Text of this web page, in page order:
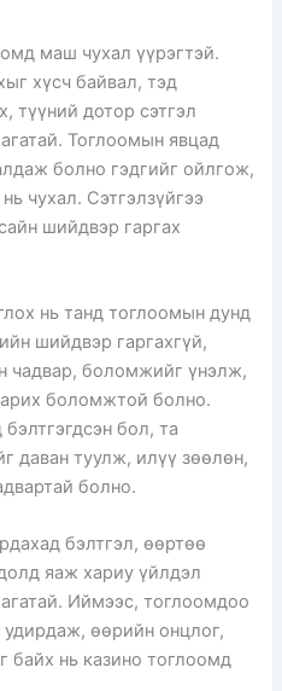
маш чухал үүрэгтэй.
хүсч байвал, тэд
түүний дотор сэтгэл
Тоглоомын явцад
болно гэдгийг ойлгож,
чухал. Сэтгэлзүйгээ
шийдвэр гаргах
нь танд тоглоомын дунд
шийдвэр гаргахгүй,
чадвар, боломжийг үнэлж,
боломжтой болно.
бол, та
даван туулж, илүү зөөлөн,
болно.
бэлтгэл, өөртөө
яаж хариу үйлдэл
Иймээс, тоглоомдоо
удирдаж, өөрийн онцлог,
байх нь казино тоглоомд